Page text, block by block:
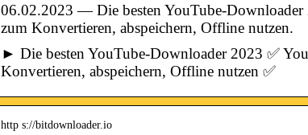
06.02.2023 — Die besten YouTube-
zum Konvertieren, abspeichern, Offline nutzen.
► Die besten YouTube-Downloader 2023 ✅
Konvertieren, abspeichern, Offline nutzen ✅
http s://bitdownloader.io